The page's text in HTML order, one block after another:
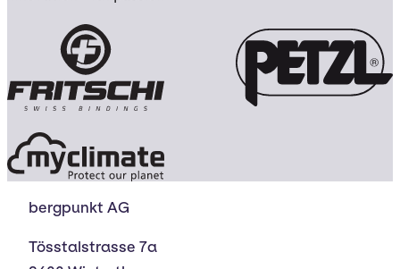
bergpunkt AG
Tösstalstrasse 7a